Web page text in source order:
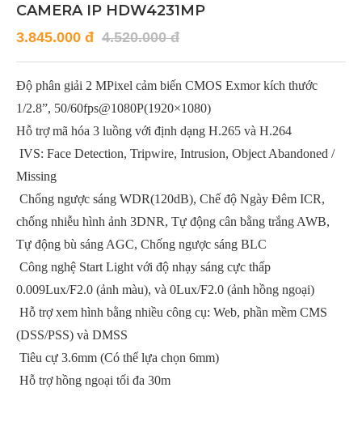
CAMERA IP HDW4231MP
3.845.000 đ 4.520.000 đ
Độ phân giải 2 MPixel cảm biến CMOS Exmor kích thước
1/2.8”, 50/60fps@1080P(1920×1080)
Hỗ trợ mã hóa 3 luồng với định dạng H.265 và H.264
IVS: Face Detection, Tripwire, Intrusion, Object Abandoned /
Missing
Chống ngược sáng WDR(120dB), Chế độ Ngày Đêm ICR,
chống nhiễu hình ảnh 3DNR, Tự động cân bằng trắng AWB,
Tự động bù sáng AGC, Chống ngược sáng BLC
Công nghệ Start Light với độ nhạy sáng cực thấp
0.009Lux/F2.0 (ảnh màu), và 0Lux/F2.0 (ảnh hồng ngoại)
Hỗ trợ xem hình bằng nhiều công cụ: Web, phần mềm CMS
(DSS/PSS) và DMSS
Tiêu cự 3.6mm (Có thể lựa chọn 6mm)
Hỗ trợ hồng ngoại tối đa 30m